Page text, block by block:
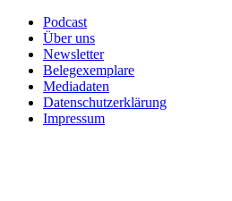
Podcast
Über uns
Newsletter
Belegexemplare
Mediadaten
Datenschutzerklärung
Impressum